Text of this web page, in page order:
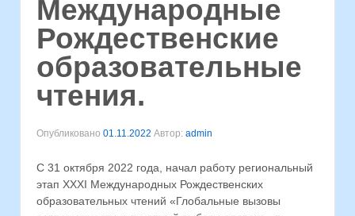
Международные
Рождественские
образовательные
чтения.
Опубликовано 01.11.2022 Автор: admin
С 31 октября 2022 года, начал работу региональный
этап ХХХI Международных Рождественских
образовательных чтений «Глобальные вызовы